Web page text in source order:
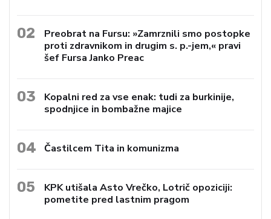
02
Preobrat na Fursu: »Zamrznili smo postopke
proti zdravnikom in drugim s. p.-jem,« pravi
šef Fursa Janko Preac
03
Kopalni red za vse enak: tudi za burkinije,
spodnjice in bombažne majice
04 Častilcem Tita in komunizma
05
KPK utišala Asto Vrečko, Lotrič opoziciji:
pometite pred lastnim pragom